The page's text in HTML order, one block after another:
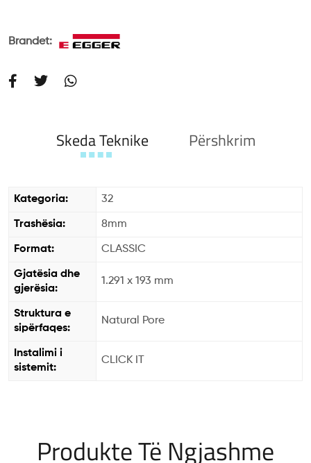
Brandet:
Skeda Teknike Përshkrim
Kategoria: 32
Trashësia: 8mm
Format: CLASSIC
Gjatësia dhe
gjerësia:
1.291 x 193 mm
Struktura e
sipërfaqes:
Natural Pore
Instalimi i
sistemit:
CLICK IT
Produkte Të Ngjashme